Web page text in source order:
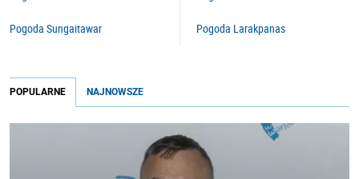
Pogoda Sungaitawar Pogoda Larakpanas
POPULARNE NAJNOWSZE